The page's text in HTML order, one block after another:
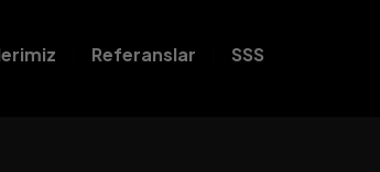
Referanslar SSS